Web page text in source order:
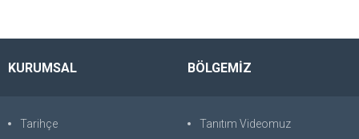
KURUMSAL
Tarihçe
BÖLGEMİZ
Tanıtım Videomuz